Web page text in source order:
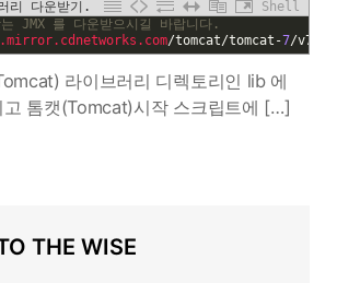
리 다운받기.
Shell
JMX 를 다운받으시길 바랍니다.
.mirror.cdnetworks .com/tomcat/tomcat -7/v7
라이브러리 디렉토리인 lib 에
고 톰캣(Tomcat)시작 스크립트에 […]
THE WISE